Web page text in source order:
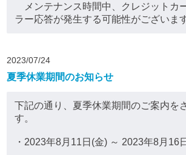
メンテナンス時間中、クレジットカ
ラー応答が発生する可能性がございます
2023/07/24
夏季休業期間のお知らせ
下記の通り、夏季休業期間のご案内を
す。
・2023年8月11日(金) ～ 2023年8月16